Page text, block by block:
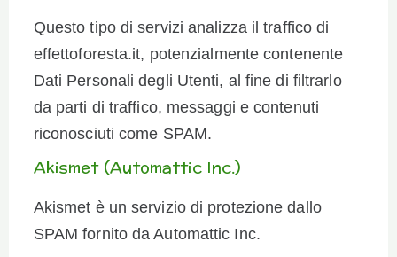
Questo tipo di servizi analizza il traffico di
effettoforesta.it, potenzialmente contenente
Dati Personali degli Utenti, al fine di filtrarlo
da parti di traffico, messaggi e contenuti
riconosciuti come SPAM.
Akismet (Automattic Inc.)
Akismet è un servizio di protezione dallo
SPAM fornito da Automattic Inc.